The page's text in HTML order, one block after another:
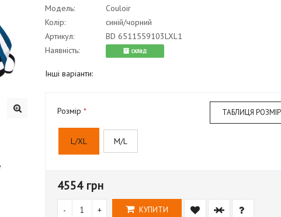
Модель:
Couloir
Колір:
синій/чорний
Артикул:
BD 6511559103LXL1
Наявність:
cклад
Інші варіанти:
Розмір ТАБЛИЦЯ
L/XL M/L
4554 грн
- + КУПИТИ